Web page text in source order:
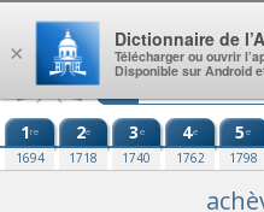
Aller au contenu
1re
1694
2e
1718
3e
1740
4e
1762
5e
1798
×
Dictionnaire de
Télécharger ou ouvrir
Disponible sur Android